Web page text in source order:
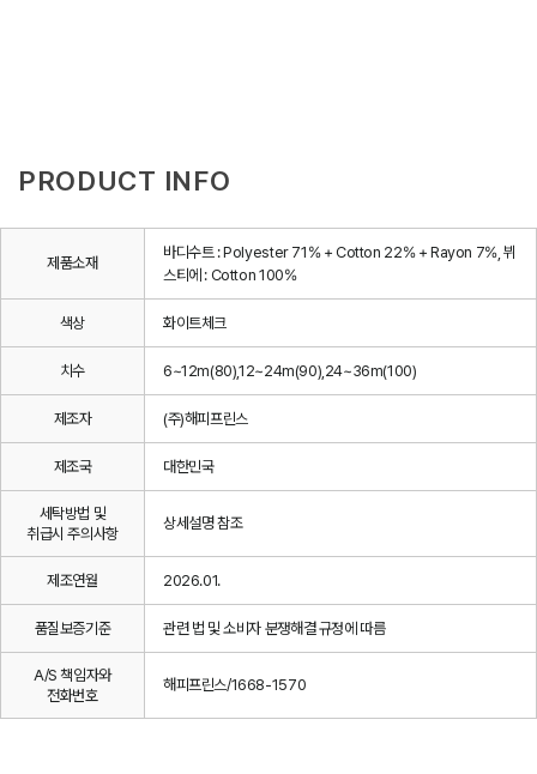
PRODUCT INFO
제품소재
바디수트 : Polyester 71% + Cotton 22% + Rayon 7%, 뷔
스티에 : Cotton 100%
색상 화이트체크
치수 6~12m(80),12~24m(90),24~36m(100)
제조자 (주)해피프린스
제조국 대한민국
세탁방법 및
취급시 주의사항
상세설명 참조
제조연월 2026.01.
품질보증기준 관련 법 및 소비자 분쟁해결 규정에 따름
A/S 책임자와
전화번호
해피프린스/1668-1570